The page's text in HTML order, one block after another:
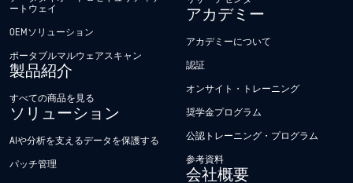
ートウェイ
OEMソリューション
ポータブルマルウェアスキャン
製品紹介
すべての商品を見る
ソリューション
AIや分析を支えるデータを保護する
パッチ管理
アカデミー
アカデミーについて
認証
オンサイト・トレーニング
奨学金プログラム
公認トレーニング・プログラム
参考資料
会社概要